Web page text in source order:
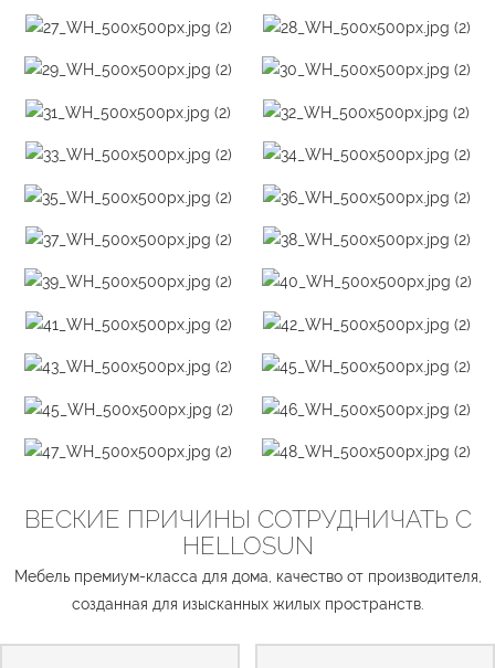
ВЕСКИЕ ПРИЧИНЫ СОТРУДНИЧАТЬ С
HELLOSUN
Мебель премиум-класса для дома, качество от производителя,
созданная для изысканных жилых пространств.